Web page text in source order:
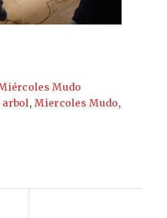
Mudo
arbol,Miercoles Mudo,